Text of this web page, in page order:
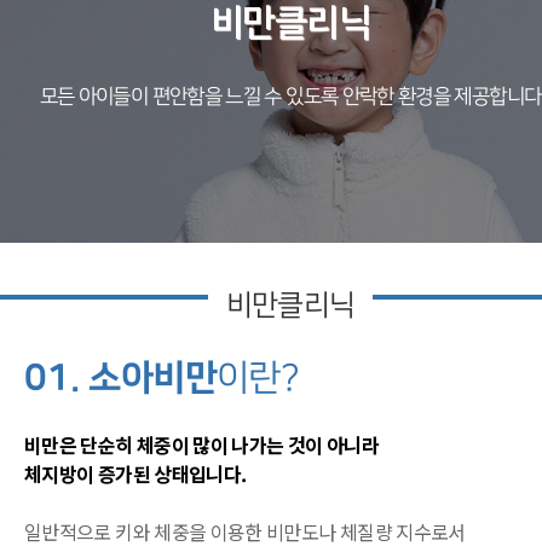
비만클리닉
모든 아이들이 편안함을 느낄 수 있도록 안락한 환경을 제공합니다
비만클리닉
01. 소아비만이란?
비만은 단순히 체중이 많이 나가는 것이 아니라
체지방이 증가된 상태입니다.
일반적으로 키와 체중을 이용한 비만도나 체질량 지수로서